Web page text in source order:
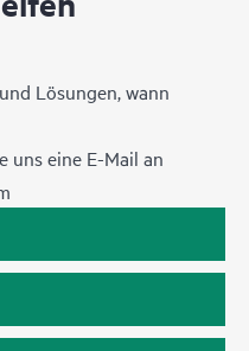
Lösungen, wann
uns eine E-Mail an